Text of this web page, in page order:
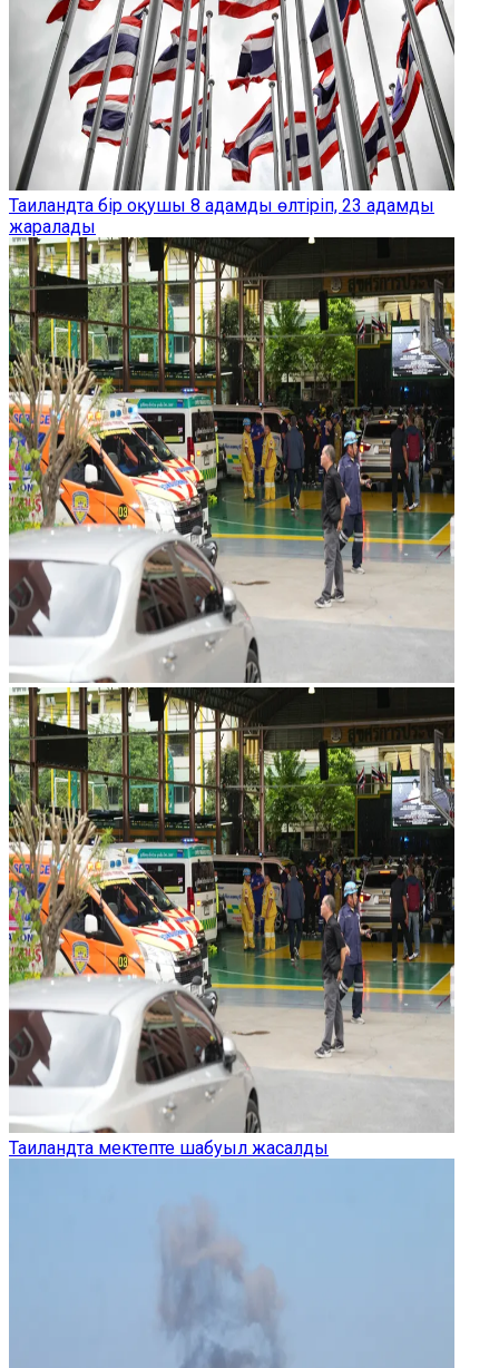
Таиландта бір оқушы 8 адамды өлтіріп, 23 адамды
жаралады
Таиландта мектепте шабуыл жасалды